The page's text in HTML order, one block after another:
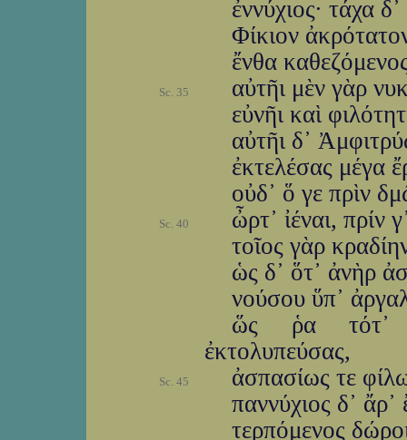
ἐννύχιος· τάχα
Φίκιον
ἔνθα
Sc. 35
αὐτῆι μὲν γὰρ
εὐνῆι καὶ
αὐτῆι δ᾽
ἐκτελέσας μέγα
οὐδ᾽ ὅ γε πρὶν
Sc. 40
ὦρτ᾽ ἰέναι, πρίν
τοῖος γὰρ
ὡς δ᾽ ὅτ᾽ ἀνὴρ
νούσου ὕπ᾽
ὥς ῥα τότ᾽
ἐκτολυπεύσας,
Sc. 45
ἀσπασίως τε
παννύχιος δ᾽ ἄρ᾽
τερπόμενος